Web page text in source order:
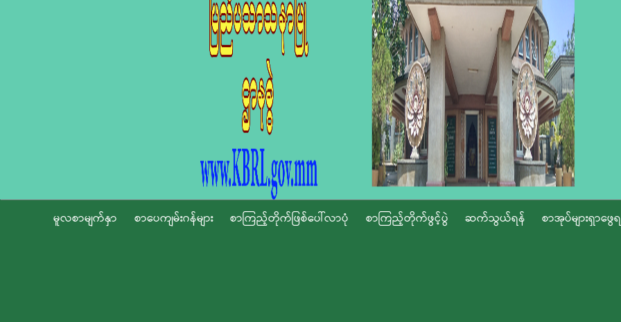
မူလစာမျက်နှာ စာပေကျမ်းဂန်များ စာကြည့်တိုက်ဖြစ်ပေါ်လာပုံ စာကြည့်တိုက်ဖွင့်ပွဲ ဆက်သွယ်ရန် စာအုပ်များရှာဖွေ